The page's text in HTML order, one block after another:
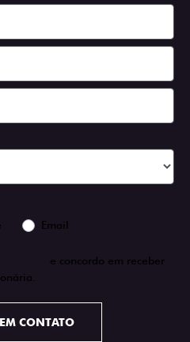
Email
e concordo em receber
CONTATO